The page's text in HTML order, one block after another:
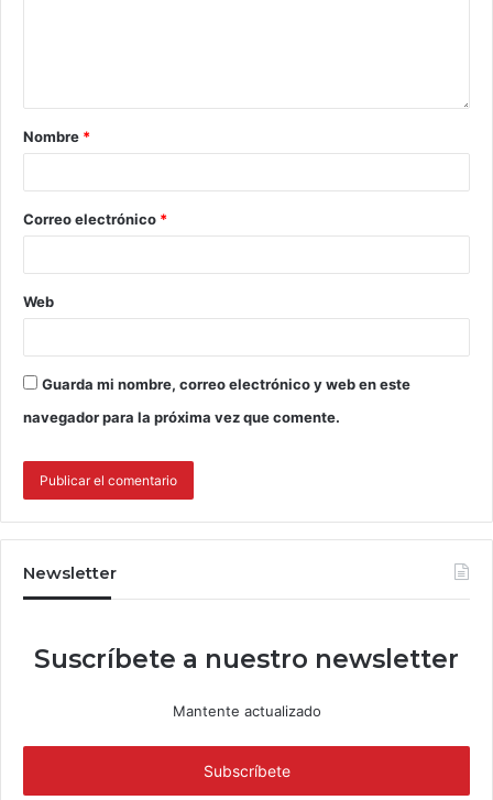
Nombre *
Correo electrónico *
Web
Guarda mi nombre, correo electrónico y web en este
navegador para la próxima vez que comente.
Newsletter
Suscríbete a nuestro newsletter
Mantente actualizado